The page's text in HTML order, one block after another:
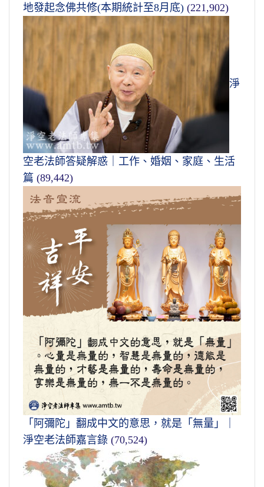
地發起念佛共修(本期統計至8月底) (221,902)
淨
空老法師答疑解惑｜工作、婚姻、家庭、生活
篇 (89,442)
「阿彌陀」翻成中文的意思，就是「無量」｜
淨空老法師嘉言錄 (70,524)